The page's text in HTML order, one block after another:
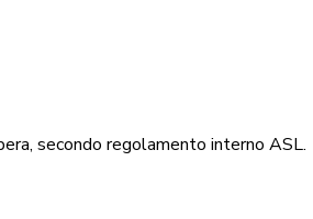
secondo regolamento interno ASL.